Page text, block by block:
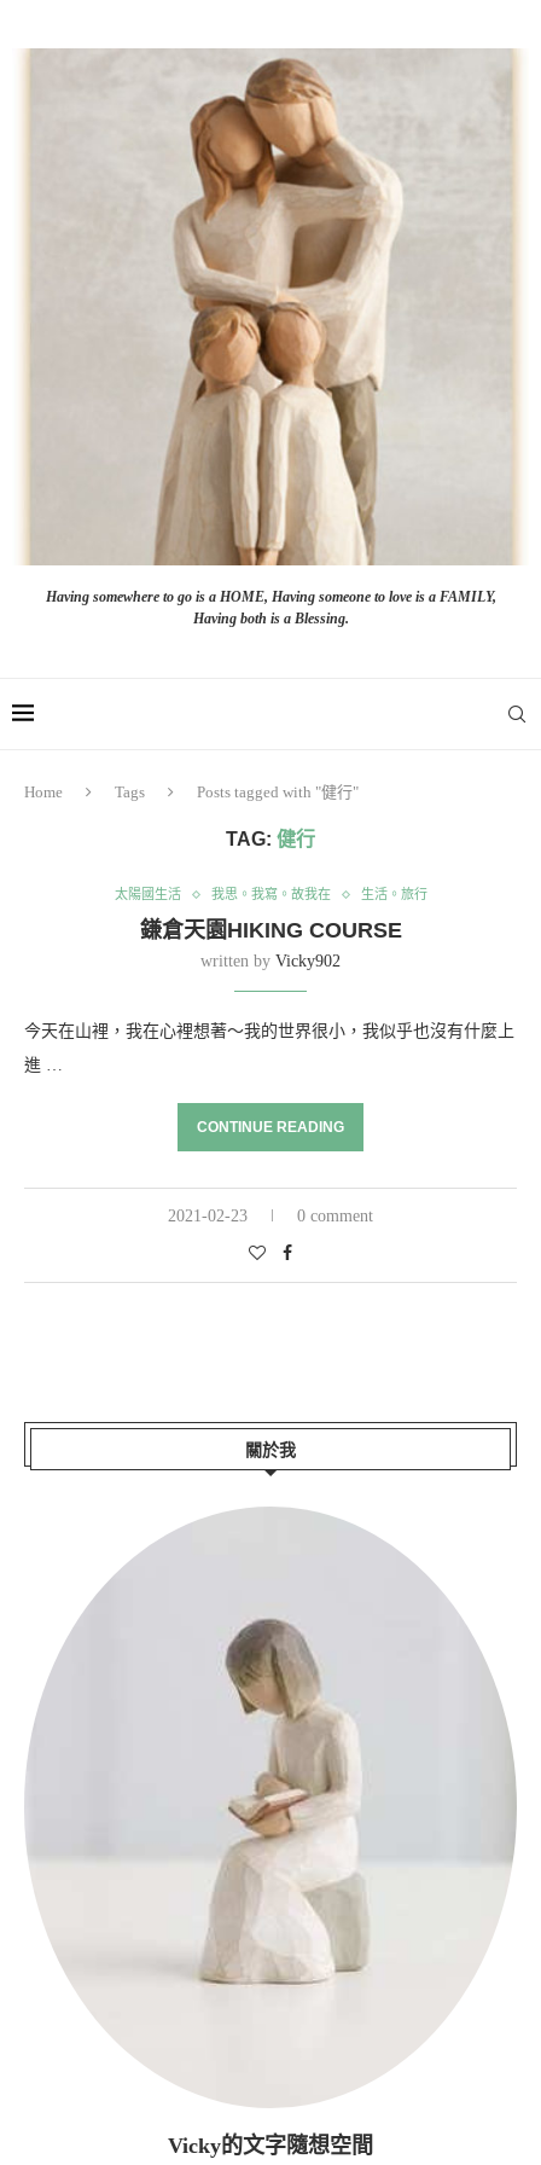
Having somewhere to go is a HOME, Having someone to love is a FAMILY,
Having both is a Blessing.
Home Tags Posts tagged with "健行"
TAG: 健行
太陽國生活 我思。我寫。故我在 生活。旅行
鎌倉天園HIKING COURSE
written by Vicky902
今天在山裡，我在心裡想著～我的世界很小，我似乎也沒有什麼上
進 …
CONTINUE READING
2021-02-23 0 comment
關於我
Vicky的文字隨想空間